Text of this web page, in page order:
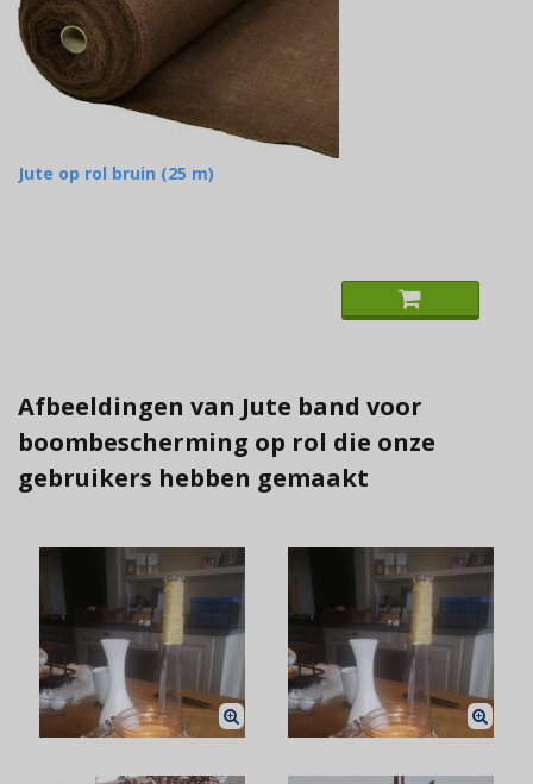
Jute op rol bruin (25 m)
Afbeeldingen van Jute band voor
boombescherming op rol die onze
gebruikers hebben gemaakt